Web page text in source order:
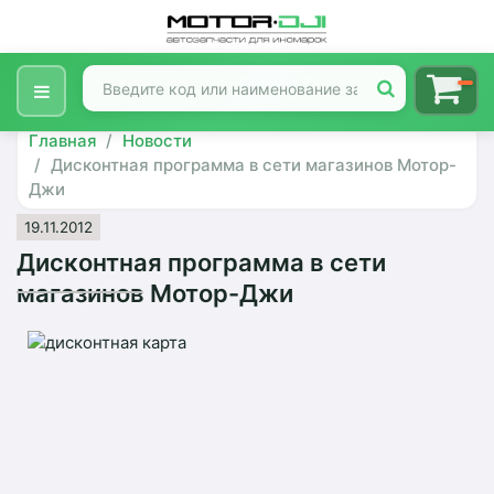
Главная
Новости
Дисконтная программа в сети магазинов Мотор-
Джи
19.11.2012
Дисконтная программа в сети
магазинов Мотор-Джи